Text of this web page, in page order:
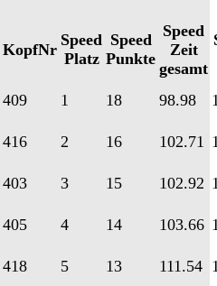
KopfNr
Speed
Platz
Speed
Punkte
Speed
Zeit
gesamt
409 1 18 98.98
416 2 16 102.71
403 3 15 102.92
405 4 14 103.66
418 5 13 111.54